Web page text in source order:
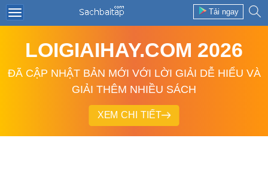
Tải ngay
LOIGIAIHAY.COM 2026
ĐÃ CẬP NHẬT BẢN MỚI VỚI LỜI GIẢI DỄ HIỂU VÀ
GIẢI THÊM NHIỀU SÁCH
XEM CHI TIẾT